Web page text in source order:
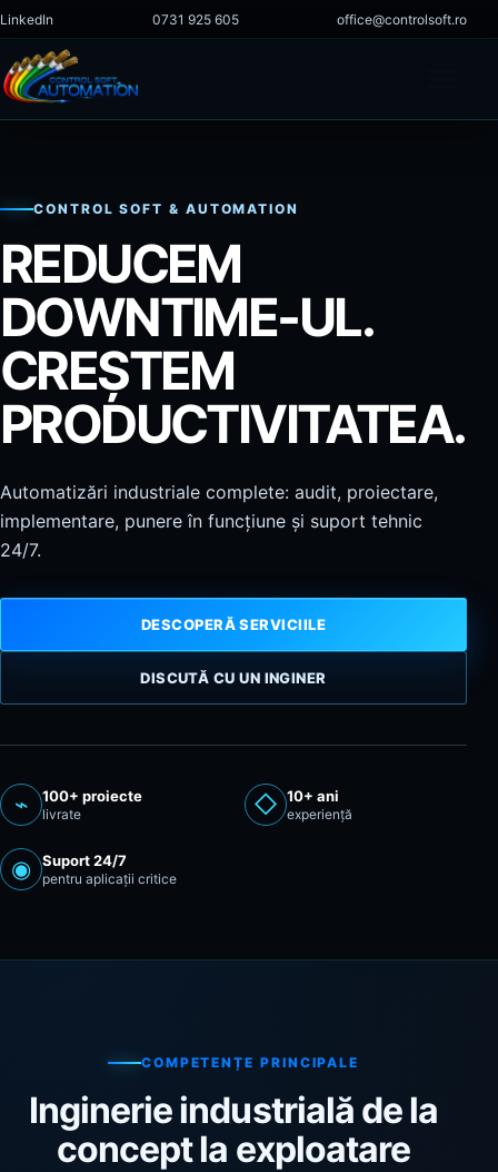
Sari la conținut
LinkedIn 0731 925 605 office@controlsoft.ro
Acasă
Companie
Servicii
Proiecte
Magazin
Cariere
Contact
CONTROL SOFT & AUTOMATION
REDUCEM
DOWNTIME-UL.
CREȘTEM
PRODUCTIVITATEA.
Automatizări industriale complete: audit, proiectare,
implementare, punere în funcțiune și suport tehnic
24/7.
DESCOPERĂ SERVICIILE
DISCUTĂ CU UN INGINER
⌁ 100+ proiecte
livrate ◇ 10+ ani
experiență
◉ Suport 24/7
pentru aplicații critice
COMPETENȚE PRINCIPALE
Inginerie industrială de la
concept la exploatare